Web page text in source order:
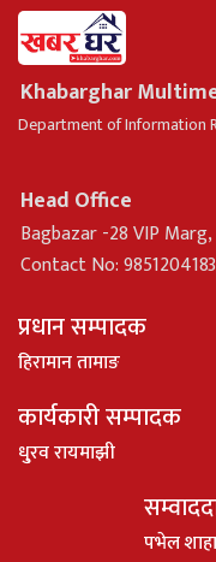
Khabarghar
Department of Information
Head Office
Bagbazar -28 VIP
Contact No:
प्रधान सम्पादक
हिरामान तामाङ
कार्यकारी सम्पादक
धु्रव रायमाझी
पभेल